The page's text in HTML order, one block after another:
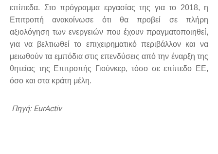
επίπεδα. Στο πρόγραμμα εργασίας της για το 2018, η
Επιτροπή ανακοίνωσε ότι θα προβεί σε πλήρη
αξιολόγηση των ενεργειών που έχουν πραγματοποιηθεί,
για να βελτιωθεί το επιχειρηματικό περιβάλλον και να
μειωθούν τα εμπόδια στις επενδύσεις από την έναρξη της
θητείας της Επιτροπής Γιούνκερ, τόσο σε επίπεδο ΕΕ,
όσο και στα κράτη μέλη.
Πηγή: EurActiv